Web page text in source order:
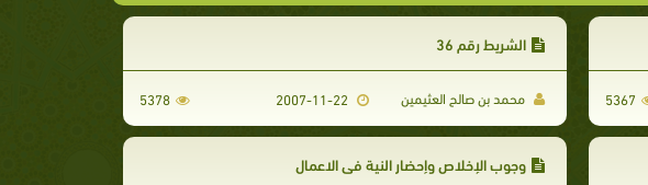
5367
الشريط رقم 36
محمد بن صالح العثيمين 5378
وجوب الإخلاص وإحضار النية في الاعمال